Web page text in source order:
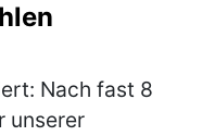
Nach fast 8
unserer